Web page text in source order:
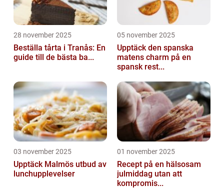
28 november 2025
Beställa tårta i Tranås: En
guide till de bästa ba...
05 november 2025
Upptäck den spanska
matens charm på en
spansk rest...
03 november 2025
Upptäck Malmös utbud av
lunchupplevelser
01 november 2025
Recept på en hälsosam
julmiddag utan att
kompromis...